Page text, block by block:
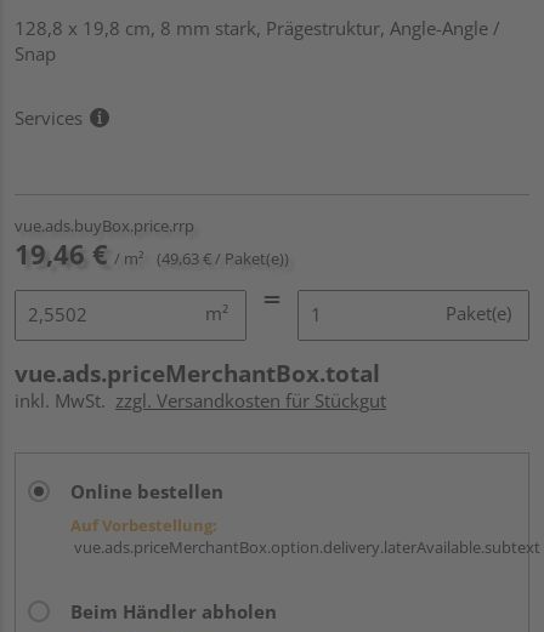
128,8 x 19,8 cm, 8 mm stark, Prägestruktur, Angle-Angle /
Snap
Services
vue.ads.buyBox.price.rrp
19,46 € / m² (49,63 € / Paket(e))
m² Paket(e)
vue.ads.priceMerchantBox.total
inkl. MwSt. zzgl. Versandkosten für Stückgut
Online bestellen
Auf Vorbestellung:
vue.ads.priceMerchantBox.option.delivery.laterAvailable.subtext
Beim Händler abholen